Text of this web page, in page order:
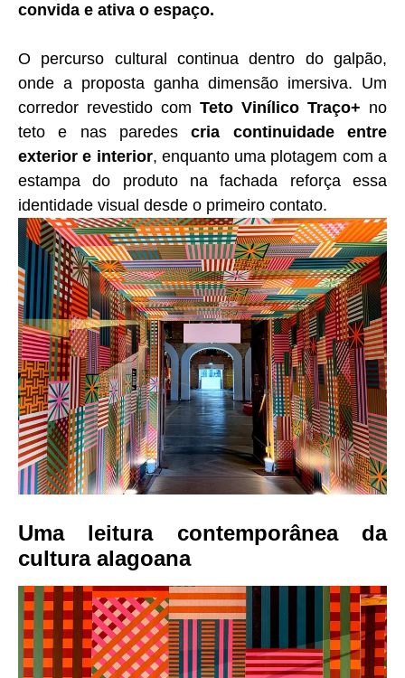
convida e ativa o espaço.
O percurso cultural continua dentro do galpão,
onde a proposta ganha dimensão imersiva. Um
corredor revestido com Teto Vinílico Traço+ no
teto e nas paredescria continuidade entre
exterior e interior, enquanto uma plotagem com a
estampa do produto na fachada reforça essa
identidade visual desde o primeiro contato.
Uma leitura contemporânea da
cultura alagoana